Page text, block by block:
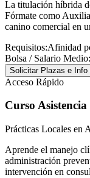
La titulación híbrida
Fórmate como
canino comercial en
Requisitos:Afinidad
Bolsa / Salario Medio:
Solicitar Plazas e Info
Acceso Rápido
Curso
Prácticas Locales en
Aprende el manejo
administración
intervención en